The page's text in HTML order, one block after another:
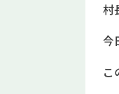
村
今
こ